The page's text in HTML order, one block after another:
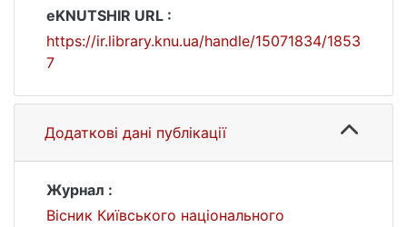
eKNUTSHIR URL :
https://ir.library.knu.ua/handle/15071834/1853
7
Додаткові дані публікації
Журнал :
Вісник Київського національного